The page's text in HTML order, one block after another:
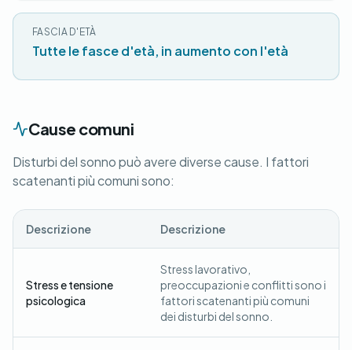
FASCIA D'ETÀ
Tutte le fasce d'età, in aumento con l'età
Cause comuni
Disturbi del sonno può avere diverse cause. I fattori
scatenanti più comuni sono:
Descrizione Descrizione
Stress e tensione
psicologica
Stress lavorativo,
preoccupazioni e conflitti sono i
fattori scatenanti più comuni
dei disturbi del sonno.